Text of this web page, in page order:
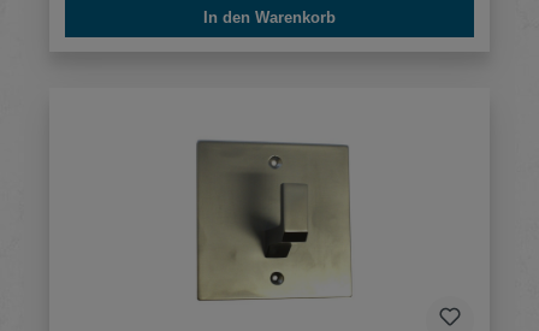
In den Warenkorb